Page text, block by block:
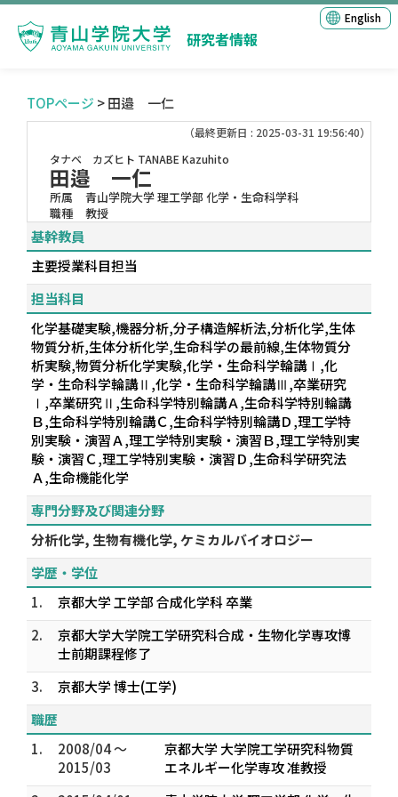
研究者情報
English
TOPページ > 田邉 一仁
（最終更新日 : 2025-03-31 19:56:40）
タナベ カズヒト TANABE Kazuhito
田邉 一仁
所属
青山学院大学 理工学部 化学・生命科学科
職種
教授
基幹教員
主要授業科目担当
担当科目
化学基礎実験,機器分析,分子構造解析法,分析化学,生体
物質分析,生体分析化学,生命科学の最前線,生体物質分
析実験,物質分析化学実験,化学・生命科学輪講Ⅰ,化
学・生命科学輪講Ⅱ,化学・生命科学輪講Ⅲ,卒業研究
Ⅰ,卒業研究Ⅱ,生命科学特別輪講Ａ,生命科学特別輪講
Ｂ,生命科学特別輪講Ｃ,生命科学特別輪講Ｄ,理工学特
別実験・演習Ａ,理工学特別実験・演習Ｂ,理工学特別実
験・演習Ｃ,理工学特別実験・演習Ｄ,生命科学研究法
Ａ,生命機能化学
専門分野及び関連分野
分析化学, 生物有機化学, ケミカルバイオロジー
学歴・学位
1.
京都大学 工学部 合成化学科 卒業
2.
京都大学大学院工学研究科合成・生物化学専攻博
士前期課程修了
3.
京都大学 博士(工学)
職歴
1.
2008/04 ～
2015/03
京都大学 大学院工学研究科物質
エネルギー化学専攻 准教授